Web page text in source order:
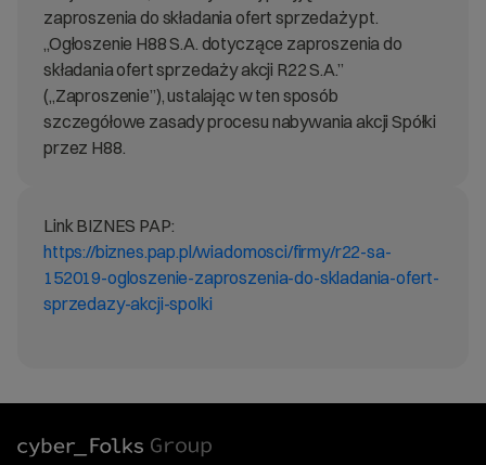
zaproszenia do składania ofert sprzedaży pt.
„Ogłoszenie H88 S.A. dotyczące zaproszenia do
składania ofert sprzedaży akcji R22 S.A.”
(„Zaproszenie”), ustalając w ten sposób
szczegółowe zasady procesu nabywania akcji Spółki
przez H88.
Link BIZNES PAP:
https://biznes.pap.pl/wiadomosci/firmy/r22-sa-
152019-ogloszenie-zaproszenia-do-skladania-ofert-
sprzedazy-akcji-spolki